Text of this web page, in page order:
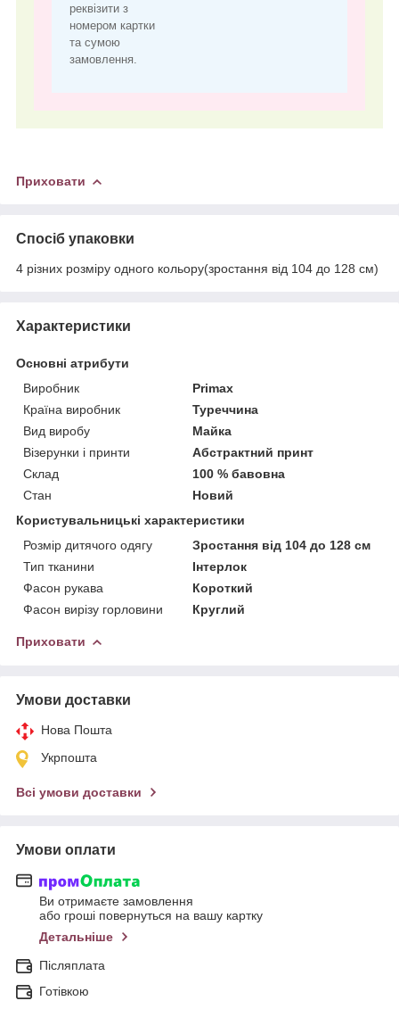
реквізити з
номером картки
та сумою
замовлення.
Приховати
Спосіб упаковки
4 різних розміру одного кольору(зростання від 104 до 128 см)
Характеристики
Основні атрибути
Виробник
Primax
Країна виробник
Туреччина
Вид виробу
Майка
Візерунки і принти
Абстрактний принт
Склад
100 % бавовна
Стан
Новий
Користувальницькі характеристики
Розмір дитячого одягу
Зростання від 104 до 128 см
Тип тканини
Інтерлок
Фасон рукава
Короткий
Фасон вирізу горловини
Круглий
Приховати
Умови доставки
Нова Пошта
Укрпошта
Всі умови доставки
Умови оплати
Ви отримаєте замовлення
або гроші повернуться на вашу картку
Детальніше
Післяплата
Готівкою